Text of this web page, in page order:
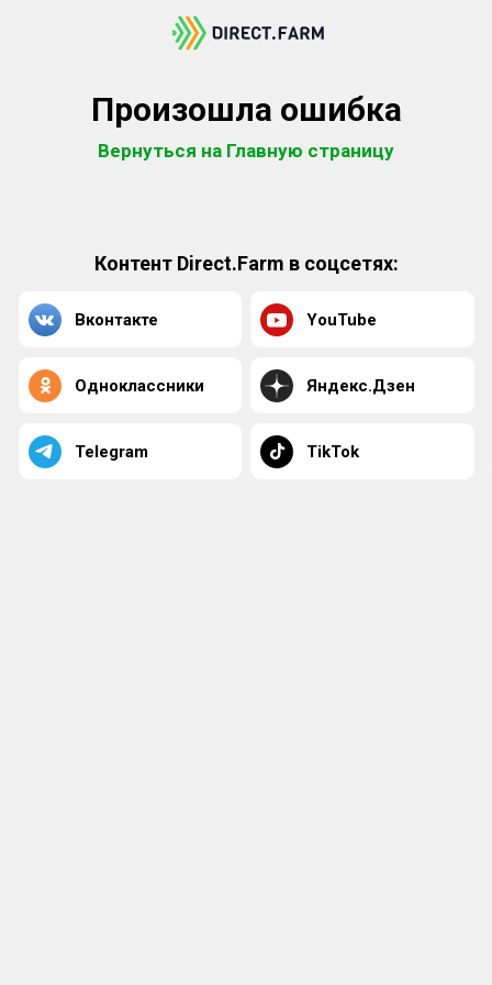
Произошла ошибка
Вернуться на Главную страницу
Контент Direct.Farm в соцсетях:
Вконтакте YouTube
Одноклассники Яндекс.Дзен
Telegram TikTok